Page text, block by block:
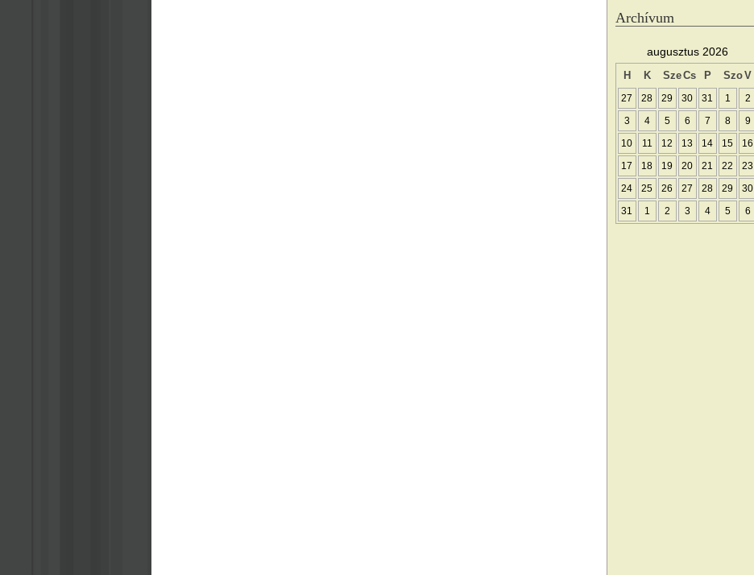
Archívum
augusztus 2026
H K SzeCs P SzoV
27 28 29 30 31 1 2
3 4 5 6 7 8 9
10 11 12 13 14 15 16
17 18 19 20 21 22 23
24 25 26 27 28 29 30
31 1 2 3 4 5 6